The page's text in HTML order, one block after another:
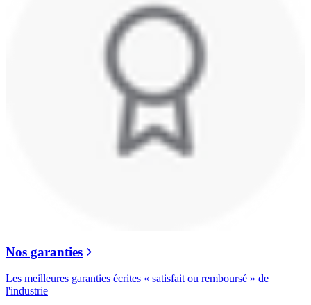
Nos garanties
Les meilleures garanties écrites « satisfait ou remboursé » de
l'industrie